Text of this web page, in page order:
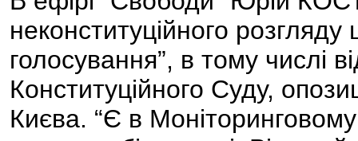
неконституційного
голосування”, в тому числі
Конституційного Суду,
Києва. “Є в Моніторинговому